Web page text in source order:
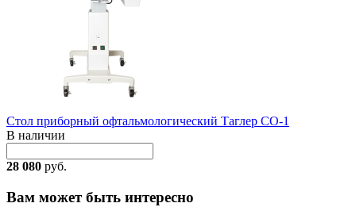
Стол приборный офтальмологический Таглер СО-1
В наличии
28 080 руб.
Вам может быть интересно